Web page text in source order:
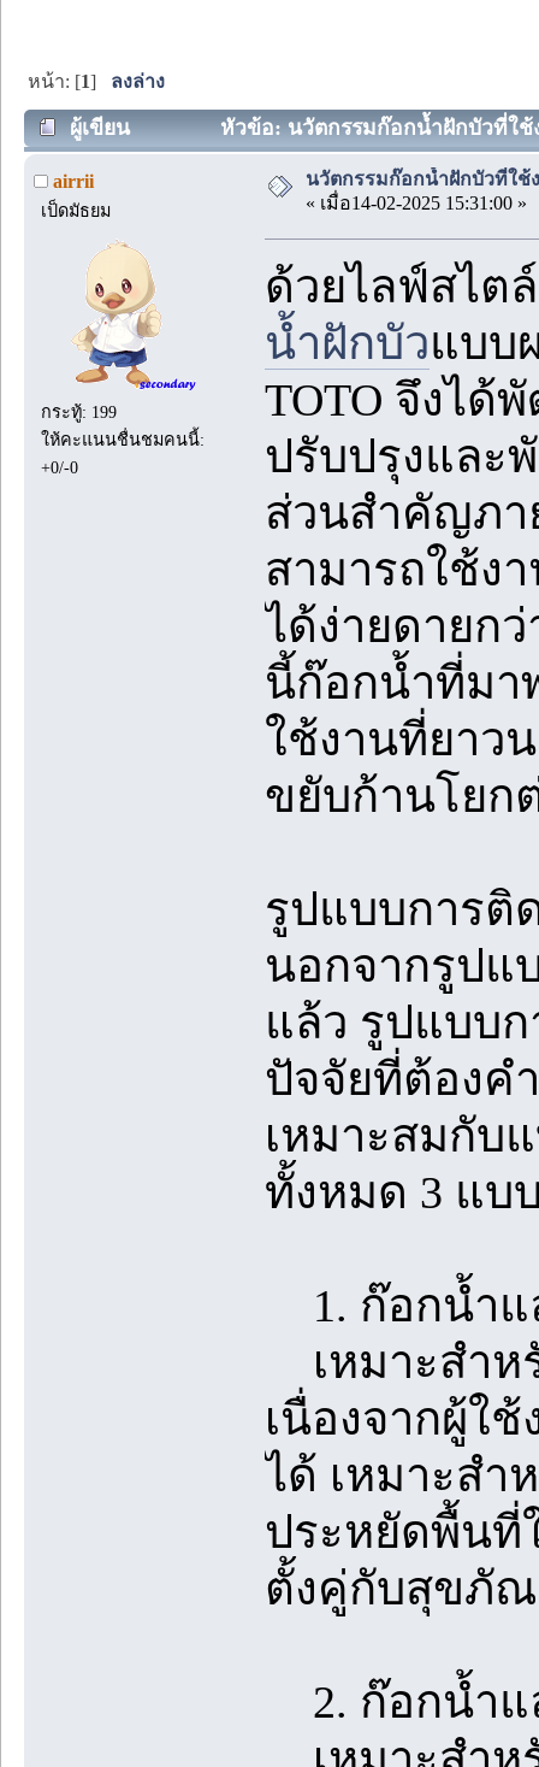
หน้า: [1] ลงล่าง
ผู้เขียน หัวข้อ: นวัตกรรมก๊อกน้ำฝักบัวที่ใช้
airrii
เป็ดมัธยม
กระทู้: 199
ให้คะแนนชื่นชมคนนี้:
+0/-0
นวัตกรรมก๊อกน้ำฝักบัวที่ใช้
« เมื่อ14-02-2025 15:31:00 »
ด้วยไลฟ์สไต
น้ำฝักบัวแบบ
TOTO จึงได้
ปรับปรุงและ
ส่วนสำคัญภา
สามารถใช้ง
ได้ง่ายดายก
นี้ก๊อกน้ำที่มา
ใช้งานที่ยาว
ขยับก้านโยก
รูปแบบการติ
นอกจากรูปแ
แล้ว รูปแบบ
ปัจจัยที่ต้องค
เหมาะสมกับ
ทั้งหมด 3 แบ
1. ก๊อกน้ำแ
เหมาะสำห
เนื่องจากผู้ใ
ได้ เหมาะสำ
ประหยัดพื้นที่
ตั้งคู่กับสุขภัณ
2. ก๊อกน้ำแ